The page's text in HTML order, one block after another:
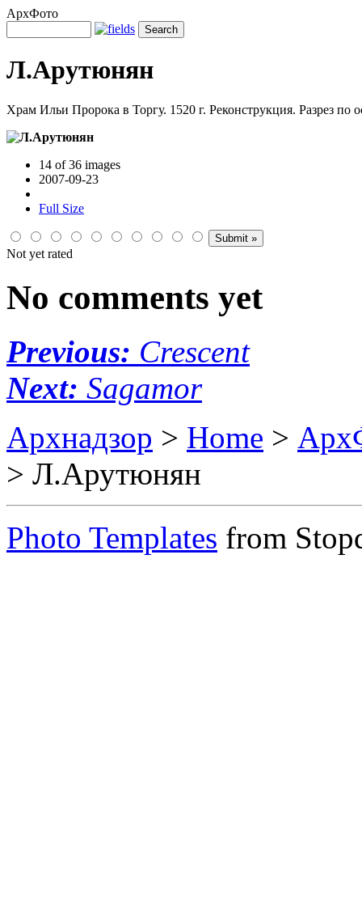
АрхФото
Л.Арутюнян
Храм Ильи Пророка в Торгу. 1520 г. Реконструкция. Разрез по
14 of 36 images
2007-09-23
Full Size
Not yet rated
No comments yet
Previous: Crescent
Next: Sagamor
Архнадзор > Home >
> Л.Арутюнян
Photo Templates from